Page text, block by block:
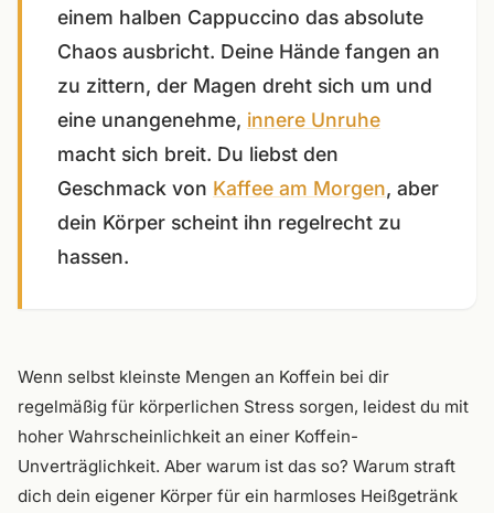
einem halben Cappuccino das absolute
Chaos ausbricht. Deine Hände fangen an
zu zittern, der Magen dreht sich um und
eine unangenehme, innere Unruhe
macht sich breit. Du liebst den
Geschmack von Kaffee am Morgen, aber
dein Körper scheint ihn regelrecht zu
hassen.
Wenn selbst kleinste Mengen an Koffein bei dir
regelmäßig für körperlichen Stress sorgen, leidest du mit
hoher Wahrscheinlichkeit an einer Koffein-
Unverträglichkeit. Aber warum ist das so? Warum straft
dich dein eigener Körper für ein harmloses Heißgetränk